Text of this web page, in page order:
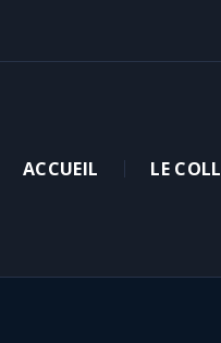
ACCUEIL LE
NOS